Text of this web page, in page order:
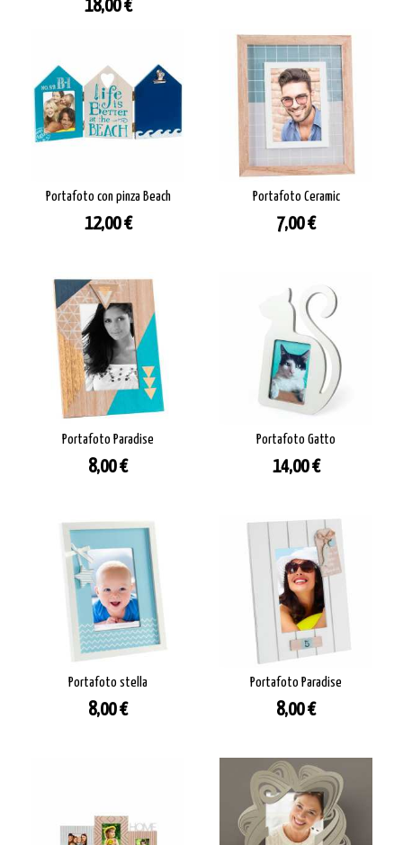
Prezzo
18,00 €
Portafoto con pinza Beach
Prezzo
12,00 €
Portafoto Ceramic
Prezzo
7,00 €
Portafoto Paradise
Prezzo
8,00 €
Portafoto Gatto
Prezzo
14,00 €
Portafoto stella
Prezzo
8,00 €
Portafoto Paradise
Prezzo
8,00 €